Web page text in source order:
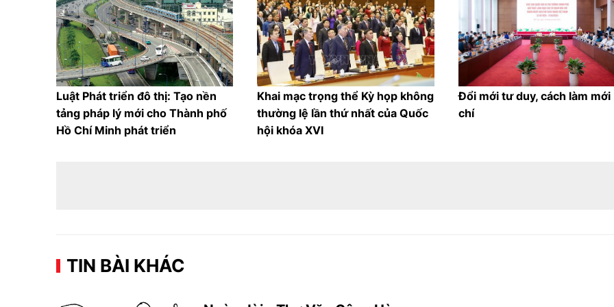
Luật Phát triển đô thị: Tạo nền
tảng pháp lý mới cho Thành phố
Hồ Chí Minh phát triển
Khai mạc trọng thể Kỳ họp không
thường lệ lần thứ nhất của Quốc
hội khóa XVI
Đổi mới tư duy, cách làm mới
chí
TIN BÀI KHÁC